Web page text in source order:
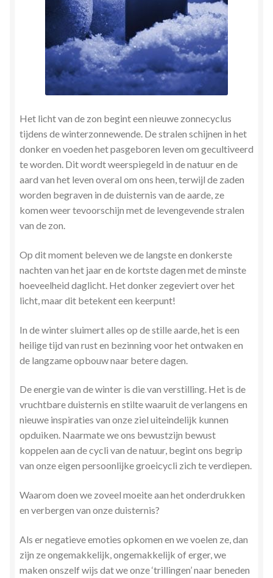
Nieuw boek ‘Pareltjes in de Oceaan.’ Meditatieve haiku’s
in woord en beeld
Priesteressen van Isis- Hal der Zuilen
Privacybeleid
Stress en Burn-out Coaching
Tarot
Verbinden en Transformeren met 17 Archeia en hun
Webshop
Wie ben ik
Winkel
Winkelwagen
Zielsgeoriënteerde Jobcoaching
Het licht van de zon begint een nieuwe zonnecyclus
tijdens de winterzonnewende. De stralen schijnen in het
donker en voeden het pasgeboren leven om gecultiveerd
te worden. Dit wordt weerspiegeld in de natuur en de
aard van het leven overal om ons heen, terwijl de zaden
worden begraven in de duisternis van de aarde, ze
komen weer tevoorschijn met de levengevende stralen
van de zon.
Op dit moment beleven we de langste en donkerste
nachten van het jaaren de kortste dagen met de minste
hoeveelheid daglicht. Het donker zegeviert over het
licht, maar dit betekent een keerpunt!
In de winter sluimert alles op de stille aarde, het is een
heilige tijd van rust en bezinning voor het ontwaken en
de langzame opbouw naar betere dagen.
De energie van de winter is die van verstilling. Het is de
vruchtbare duisternis en stilte waaruit de verlangens en
nieuwe inspiraties van onze ziel uiteindelijk kunnen
opduiken. Naarmate we ons bewustzijn bewust
koppelen aan de cycli van de natuur, begint ons begrip
van onze eigen persoonlijke groeicycli zich te verdiepen.
Waarom doen we zoveel moeite aan het onderdrukken
en verbergen van onze duisternis?
Als er negatieve emoties opkomen en we voelen ze, dan
zijn ze ongemakkelijk, ongemakkelijk of erger, we
maken onszelf wijs dat we onze ‘trillingen’ naar beneden